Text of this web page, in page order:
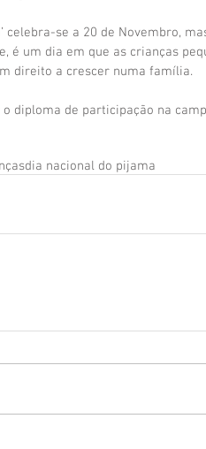
celebra-se a 20 de Novembro,
é um dia em que as crianças
direito a crescer numa família.
o diploma de participação na
dia nacional do pijama